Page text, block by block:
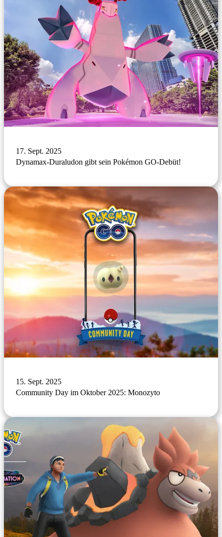
17. Sept. 2025
Dynamax-Duraludon gibt sein Pokémon GO-Debüt!
15. Sept. 2025
Community Day im Oktober 2025: Monozyto